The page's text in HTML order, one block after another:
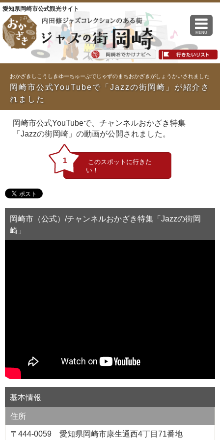
愛知県岡崎市公式観光サイト
MENU
おかざきしこうしきゆーちゅーぶでじゃずのまちおかざきがしょうかいされました
岡崎市公式YouTubeで「Jazzの街岡崎」が紹介さ
れました
岡崎市公式YouTubeで、チャンネルおかざき特集
「Jazzの街岡崎」の動画が公開されました。
1
岡崎市（公式）/チャンネルおかざき特集「Jazzの街岡
崎」
基本情報
住所
〒444-0059 愛知県岡崎市康生通西4丁目71番地